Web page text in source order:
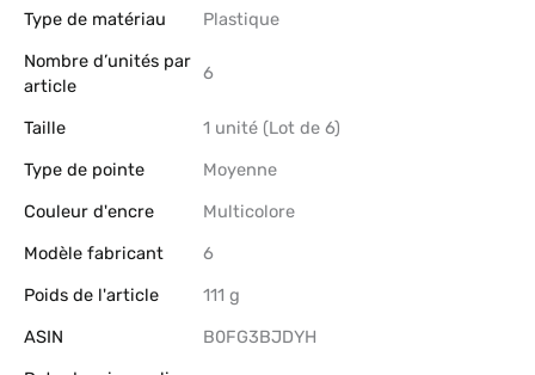
Type de matériau
‎Plastique
Nombre d’unités par
article
‎6
Taille
‎1 unité (Lot de 6)
Type de pointe
‎Moyenne
Couleur d'encre
‎Multicolore
Modèle fabricant
‎6
Poids de l'article
‎111 g
ASIN
B0FG3BJDYH